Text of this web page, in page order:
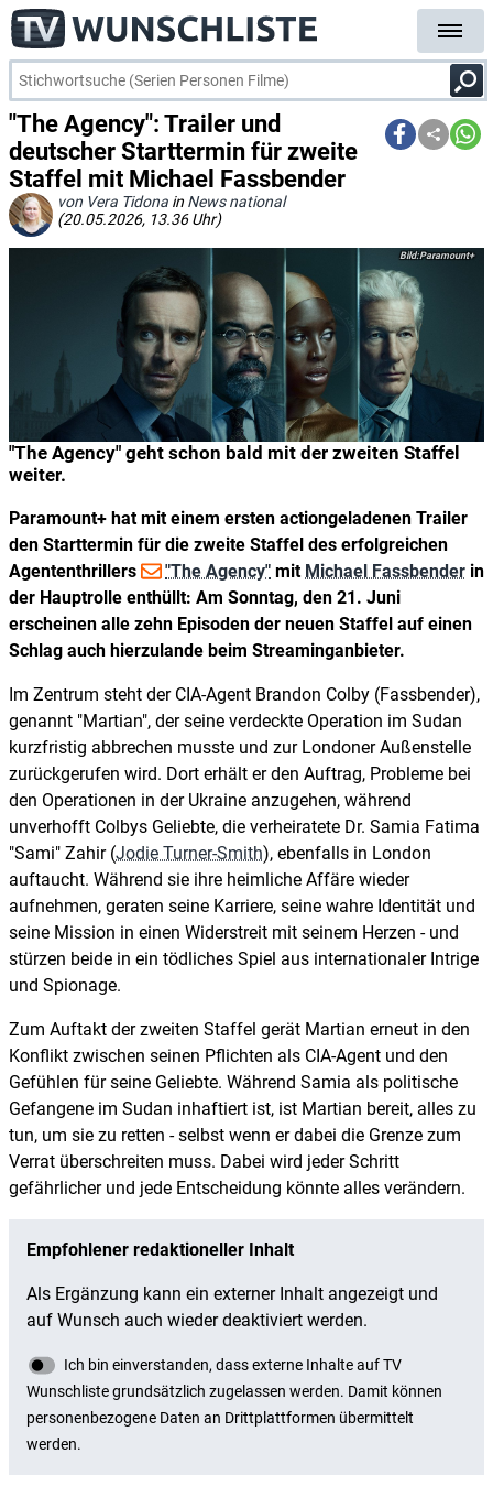
"The Agency": Trailer und
deutscher Starttermin für zweite
Staffel mit Michael Fassbender
von Vera Tidona in News national
(20.05.2026, 13.36 Uhr)
"The Agency" geht schon bald mit der zweiten Staffel
weiter.
Paramount+
Paramount+ hat mit einem ersten actiongeladenen Trailer
den Starttermin für die zweite Staffel des erfolgreichen
Agententhrillers
"The Agency" mit Michael Fassbender in
der Hauptrolle enthüllt: Am Sonntag, den 21. Juni
erscheinen alle zehn Episoden der neuen Staffel auf einen
Schlag auch hierzulande beim Streaminganbieter.
Im Zentrum steht der CIA-Agent Brandon Colby (Fassbender),
genannt "Martian", der seine verdeckte Operation im Sudan
kurzfristig abbrechen musste und zur Londoner Außenstelle
zurückgerufen wird. Dort erhält er den Auftrag, Probleme bei
den Operationen in der Ukraine anzugehen, während
unverhofft Colbys Geliebte, die verheiratete Dr. Samia Fatima
"Sami" Zahir (Jodie Turner-Smith), ebenfalls in London
auftaucht. Während sie ihre heimliche Affäre wieder
aufnehmen, geraten seine Karriere, seine wahre Identität und
seine Mission in einen Widerstreit mit seinem Herzen - und
stürzen beide in ein tödliches Spiel aus internationaler Intrige
und Spionage.
Zum Auftakt der zweiten Staffel gerät Martian erneut in den
Konflikt zwischen seinen Pflichten als CIA-Agent und den
Gefühlen für seine Geliebte. Während Samia als politische
Gefangene im Sudan inhaftiert ist, ist Martian bereit, alles zu
tun, um sie zu retten - selbst wenn er dabei die Grenze zum
Verrat überschreiten muss. Dabei wird jeder Schritt
gefährlicher und jede Entscheidung könnte alles verändern.